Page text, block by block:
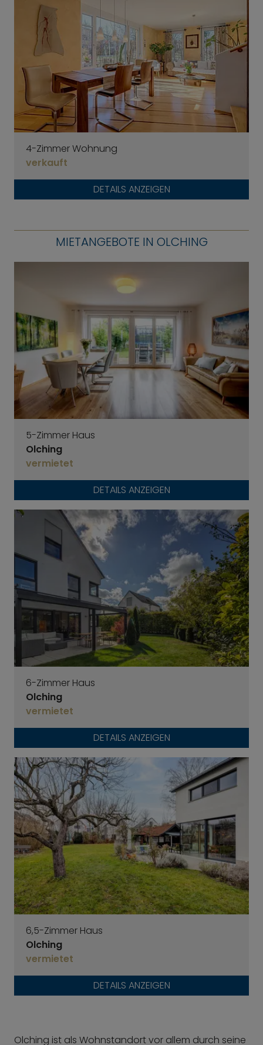
4-Zimmer Wohnung
verkauft
DETAILS ANZEIGEN
MIETANGEBOTE IN OLCHING
5-Zimmer Haus
Olching
vermietet
DETAILS ANZEIGEN
6-Zimmer Haus
Olching
vermietet
DETAILS ANZEIGEN
6,5-Zimmer Haus
Olching
vermietet
DETAILS ANZEIGEN
Olching ist als Wohnstandort vor allem durch seine